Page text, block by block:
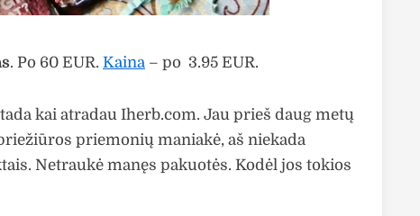
. Po 60 EUR. Kaina – po 3.95 EUR.
kai atradau Iherb.com. Jau prieš daug metų
priemonių maniakė, aš niekada
Netraukė manęs pakuotės. Kodėl jos tokios